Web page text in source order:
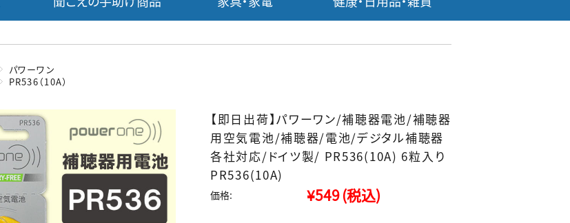
パワーワン
PR536（10A）
【即日出荷】パワーワン/補聴器電池/補聴器
用空気電池/補聴器/電池/デジタル補聴器
各社対応/ドイツ製/ PR536(10A) 6粒入り
PR536(10A)
価格: ¥549(税込)